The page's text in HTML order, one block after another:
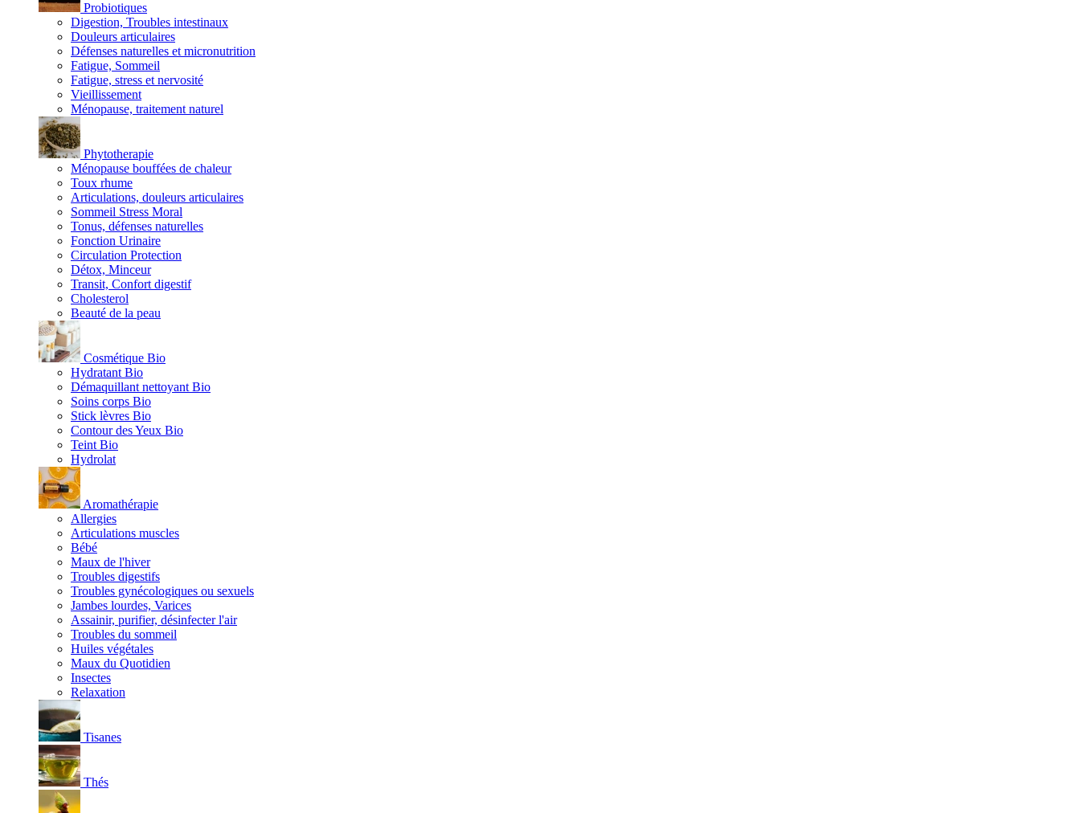
Probiotiques
Digestion, Troubles intestinaux
Douleurs articulaires
Défenses naturelles et micronutrition
Fatigue, Sommeil
Fatigue, stress et nervosité
Vieillissement
Ménopause, traitement naturel
Phytotherapie
Ménopause bouffées de chaleur
Toux rhume
Articulations, douleurs articulaires
Sommeil Stress Moral
Tonus, défenses naturelles
Fonction Urinaire
Circulation Protection
Détox, Minceur
Transit, Confort digestif
Cholesterol
Beauté de la peau
Cosmétique Bio
Hydratant Bio
Démaquillant nettoyant Bio
Soins corps Bio
Stick lèvres Bio
Contour des Yeux Bio
Teint Bio
Hydrolat
Aromathérapie
Allergies
Articulations muscles
Bébé
Maux de l'hiver
Troubles digestifs
Troubles gynécologiques ou sexuels
Jambes lourdes, Varices
Assainir, purifier, désinfecter l'air
Troubles du sommeil
Huiles végétales
Maux du Quotidien
Insectes
Relaxation
Tisanes
Thés